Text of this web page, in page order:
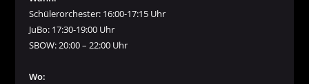
Schülerorchester: 16:00-17:15 Uhr
JuBo: 17:30-19:00 Uhr
SBOW: 20:00 – 22:00 Uhr
Wo: